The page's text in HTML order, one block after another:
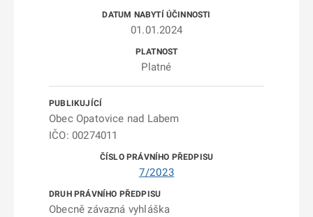
01.01.2024
Platné
Obec Opatovice nad Labem
IČO: 00274011
7/2023
Obecně závazná vyhláška